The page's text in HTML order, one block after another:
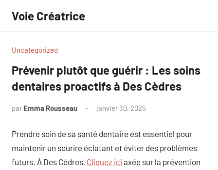
contenu
Voie Créatrice
Uncategorized
Prévenir plutôt que guérir : Les soins
dentaires proactifs à Des Cèdres
par Emma Rousseau janvier 30, 2025
Prendre soin de sa santé dentaire est essentiel pour
maintenir un sourire éclatant et éviter des problèmes
futurs. À Des Cèdres, Cliquez ici axée sur la prévention